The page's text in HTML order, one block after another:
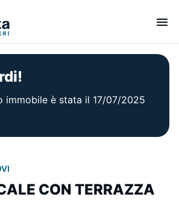
immobile è stata il 17/07/2025
CON TERRAZZA